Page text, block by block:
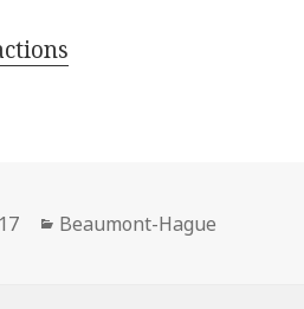
Catégories
Beaumont-Hague